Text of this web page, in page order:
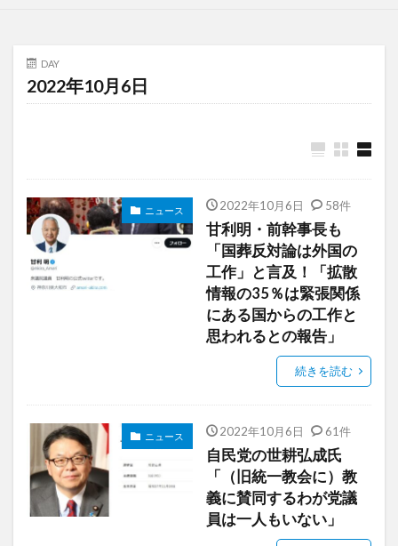
DAY
2022年10月6日
ニュース 2022年10月6日 58件
甘利明・前幹事長も
「国葬反対論は外国の
工作」と言及！「拡散
情報の35％は緊張関係
にある国からの工作と
思われるとの報告」
続きを読む
ニュース 2022年10月6日 61件
自民党の世耕弘成氏
「（旧統一教会に）教
義に賛同するわが党議
員は一人もいない」